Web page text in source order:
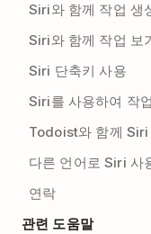
Siri와 함께 작업 생
Siri와 함께 작업 보
Siri 단축키 사용
Siri를 사용하여 작
Todoist와 함께 Siri
다른 언어로 Siri 사
연락
관련 도움말